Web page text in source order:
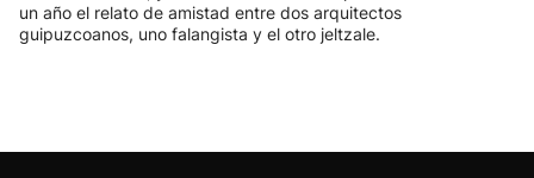
un año el relato de amistad entre dos arquitectos
guipuzcoanos, uno falangista y el otro jeltzale.